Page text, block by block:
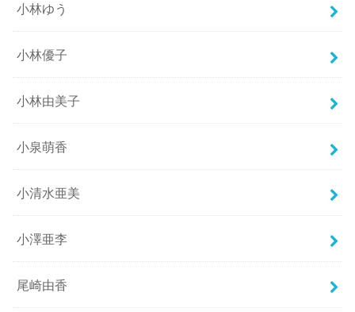
小林ゆう
小林優子
小林由美子
小泉萌香
小清水亜美
小澤亜李
尾崎由香